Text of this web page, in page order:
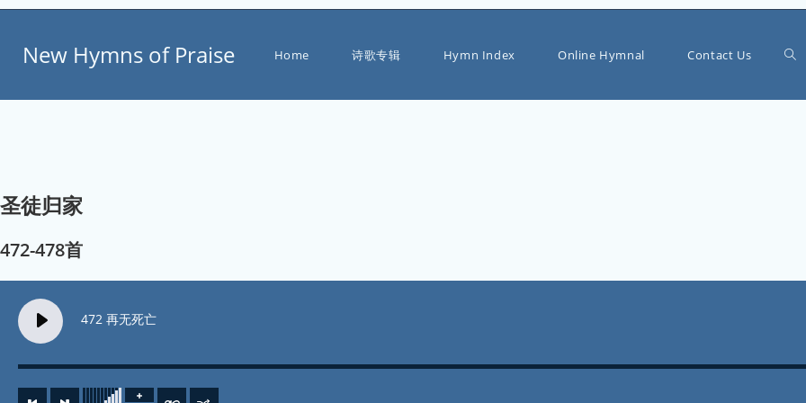
Skip
contentNew Hymns of Praise Home 诗歌专辑 Hymn Index Online Hymnal Contact Us
圣徒归家
472-478首
472 再无死亡